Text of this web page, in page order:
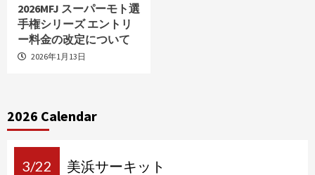
2026MFJ スーパーモト選
手権シリーズ エントリ
ー料金の改定について
2026年1月13日
2026 Calendar
3/22 美浜サーキット